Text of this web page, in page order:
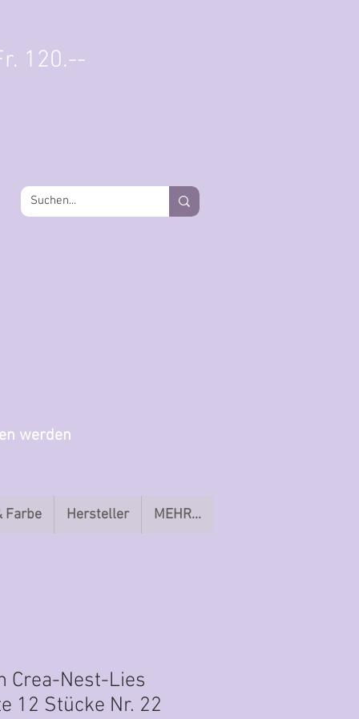
120.--
werden
Farbe Hersteller MEHR...
Crea-Nest-Lies
12 Stücke Nr. 22